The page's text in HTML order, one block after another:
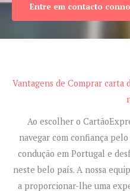
Entre em contacto
Vantagens de Comprar carta
Ao escolher o
navegar com confiança
condução em Portugal e
neste belo país. A nossa
a proporcionar-lhe uma